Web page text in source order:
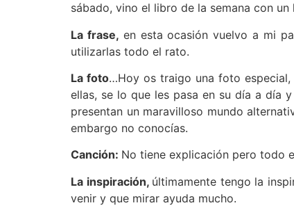
sábado, vino el libro de la semana con un
La frase, en esta ocasión vuelvo a mi
utilizarlas todo el rato.
La foto…Hoy os traigo una foto
ellas, se lo que les pasa en su día a día
presentan un maravilloso mundo
embargo no conocías.
Canción: No tiene explicación pero todo
La inspiración, últimamente tengo la
venir y que mirar ayuda mucho.